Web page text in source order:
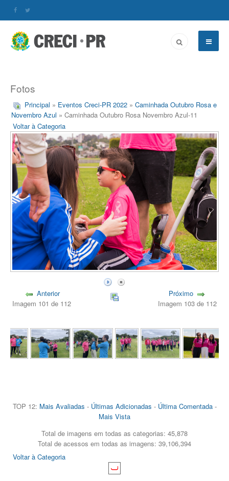
Fotos
Principal » Eventos Creci-PR 2022 » Caminhada Outubro Rosa e
Novembro Azul » Caminhada Outubro Rosa Novembro Azul-11
Voltar à Categoria
Anterior
Imagem 101 de 112
Próximo
Imagem 103 de 112
TOP 12: Mais Avaliadas - Últimas Adicionadas - Última Comentada-
Mais Vista
Total de imagens em todas as categorias: 45,878
Total de acessos em todas as imagens: 39,106,394
Voltar à Categoria